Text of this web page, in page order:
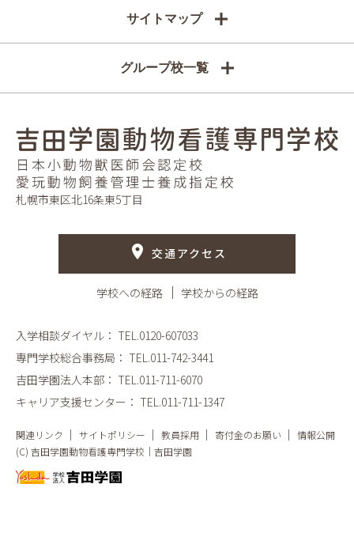
サイトマップ
グループ校一覧
札幌市東区北16条東5丁目
交通アクセス
学校への経路 学校からの経路
入学相談ダイヤル： TEL.0120-607033
専門学校総合事務局： TEL.011-742-3441
吉田学園法人本部： TEL.011-711-6070
キャリア支援センター： TEL.011-711-1347
関連リンク サイトポリシー 教員採用 寄付金のお願い
情報公開
(C) 吉田学園動物看護専門学校｜吉田学園